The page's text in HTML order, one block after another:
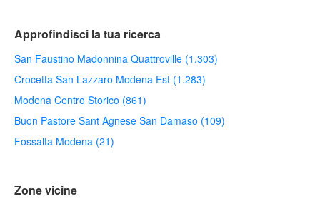
Approfindisci la tua ricerca
San Faustino Madonnina Quattroville (1.303)
Crocetta San Lazzaro Modena Est (1.283)
Modena Centro Storico (861)
Buon Pastore Sant Agnese San Damaso (109)
Fossalta Modena (21)
Zone vicine